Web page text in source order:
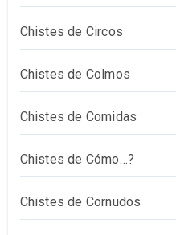
Chistes de Circos
Chistes de Colmos
Chistes de Comidas
Chistes de Cómo…?
Chistes de Cornudos